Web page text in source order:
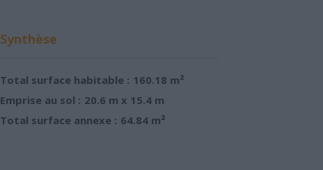
Synthèse
Total surface habitable : 160.18 m²
Emprise au sol : 20.6 m x 15.4 m
Total surface annexe : 64.84 m²